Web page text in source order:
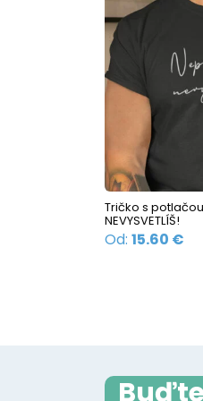
Tričko s potlačou
NEVYSVETLÍŠ!
Od: 15.60 €